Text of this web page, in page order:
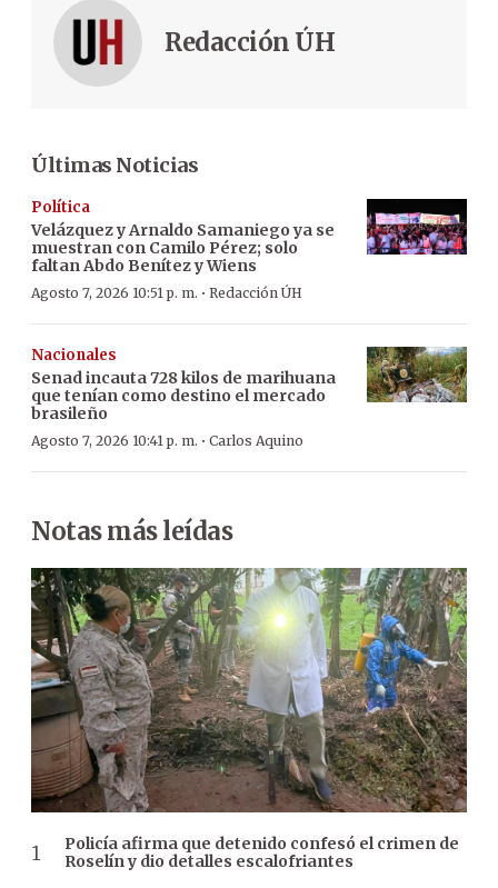
Redacción ÚH
Últimas Noticias
Política
Velázquez y Arnaldo Samaniego ya se
muestran con Camilo Pérez; solo
faltan Abdo Benítez y Wiens
Agosto 7, 2026 10:51 p. m. · Redacción ÚH
Nacionales
Senad incauta 728 kilos de marihuana
que tenían como destino el mercado
brasileño
Agosto 7, 2026 10:41 p. m. · Carlos Aquino
Notas más leídas
Policía afirma que detenido confesó el crimen de
Roselín y dio detalles escalofriantes